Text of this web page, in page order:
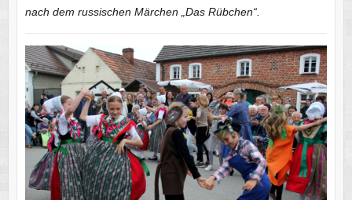
nach dem russischen Märchen „Das Rübchen“.